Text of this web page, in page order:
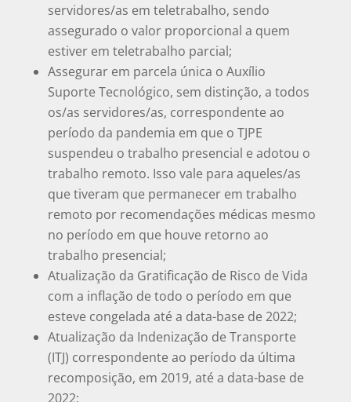
servidores/as em teletrabalho, sendo
assegurado o valor proporcional a quem
estiver em teletrabalho parcial;
Assegurar em parcela única o Auxílio
Suporte Tecnológico, sem distinção, a todos
os/as servidores/as, correspondente ao
período da pandemia em que o TJPE
suspendeu o trabalho presencial e adotou o
trabalho remoto. Isso vale para aqueles/as
que tiveram que permanecer em trabalho
remoto por recomendações médicas mesmo
no período em que houve retorno ao
trabalho presencial;
Atualização da Gratificação de Risco de Vida
com a inflação de todo o período em que
esteve congelada até a data-base de 2022;
Atualização da Indenização de Transporte
(ITJ) correspondente ao período da última
recomposição, em 2019, até a data-base de
2022;